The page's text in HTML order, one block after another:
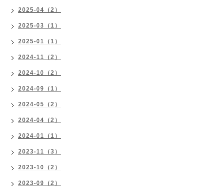
2025-04（2）
2025-03（1）
2025-01（1）
2024-11（2）
2024-10（2）
2024-09（1）
2024-05（2）
2024-04（2）
2024-01（1）
2023-11（3）
2023-10（2）
2023-09（2）